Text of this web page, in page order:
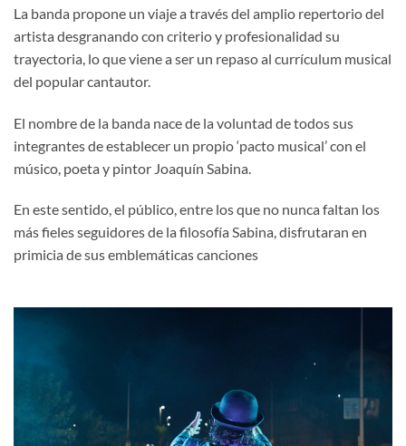
La banda propone un viaje a través del amplio repertorio del
artista desgranando con criterio y profesionalidad su
trayectoria, lo que viene a ser un repaso al currículum musical
del popular cantautor.
El nombre de la banda nace de la voluntad de todos sus
integrantes de establecer un propio ‘pacto musical’ con el
músico, poeta y pintor Joaquín Sabina.
En este sentido, el público, entre los que no nunca faltan los
más fieles seguidores de la filosofía Sabina, disfrutaran en
primicia de sus emblemáticas canciones